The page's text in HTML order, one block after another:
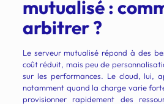
mutualisé :
arbitrer ?
Le serveur mutualisé répond à des
coût réduit, mais peu de
sur les performances. Le cloud, lui,
notamment quand la charge varie
provisionner rapidement des